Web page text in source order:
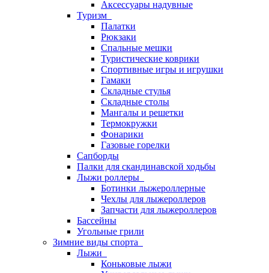
Аксессуары надувные
Туризм
Палатки
Рюкзаки
Спальные мешки
Туристические коврики
Спортивные игры и игрушки
Гамаки
Складные стулья
Складные столы
Мангалы и решетки
Термокружки
Фонарики
Газовые горелки
Сапборды
Палки для скандинавской ходьбы
Лыжи роллеры
Ботинки лыжероллерные
Чехлы для лыжероллеров
Запчасти для лыжероллеров
Бассейны
Угольные грили
Зимние виды спорта
Лыжи
Коньковые лыжи